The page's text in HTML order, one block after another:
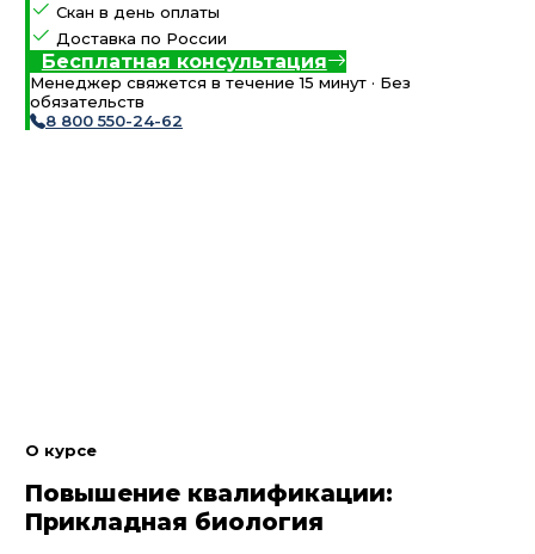
Скан в день оплаты
Доставка по России
Бесплатная консультация
Менеджер свяжется в течение 15 минут · Без
обязательств
8 800 550-24-62
О курсе
Повышение квалификации:
Прикладная биология